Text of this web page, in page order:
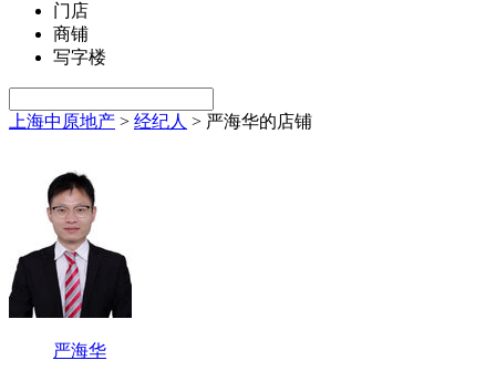
门店
商铺
写字楼
上海中原地产 > 经纪人 > 严海华的店铺
严海华